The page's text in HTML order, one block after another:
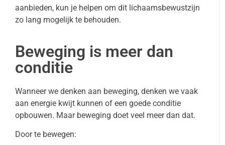
aanbieden, kun je helpen om dit lichaamsbewustzijn
zo lang mogelijk te behouden.
Beweging is meer dan
conditie
Wanneer we denken aan beweging, denken we vaak
aan energie kwijt kunnen of een goede conditie
opbouwen. Maar beweging doet veel meer dan dat.
Door te bewegen: